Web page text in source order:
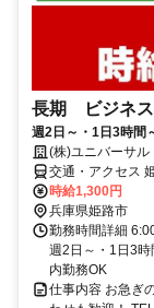
長期 ビジネス
週2日～・1日3時間
(株)ユニバーサ
交通・アクセス
時給1,300円
兵庫県姫路市
勤務時間詳細
週2日～・1日3
内勤務OK
仕事内容 お急ぎ